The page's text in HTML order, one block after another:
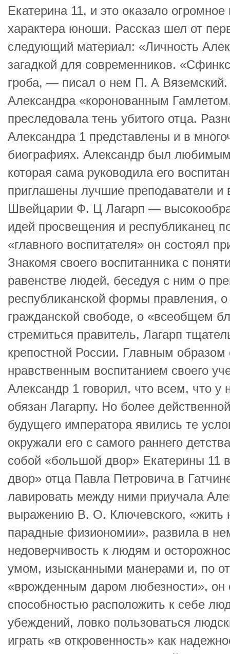
Екатерина 11, и это оказало
характера юноши. Рассказ шел от
следующий материал: «Личность
загадкой для современников.
гроба, — писал о нем П. А
Александра «коронованным
преследовала тень убитого отца.
Александра 1 представлены и в
биографиях. Александр был
которая сама руководила его
приглашены лучшие преподаватели и
Швейцарии Ф. Ц Лагарп —
идей просвещения и республиканец
«главного воспитателя» он состоял
Знакомя своего воспитанника с
равенстве людей, беседуя с ним о
республиканской формы правления, о
гражданской свободе, о «всеобщем
стремиться правитель, Лагарп
крепостной России. Главным образом
нравственным воспитанием своего
Александр 1 говорил, что всем, что у
обязан Лагарпу. Но более
будущего императора явились те
окружали его с самого раннего
собой «большой двор» Екатерины 11
двор» отца Павла Петровича в
лавировать между ними приучала
выражению В. О. Ключевского, «жить
парадные физиономии», развила в
недоверчивость к людям и
умом, изысканными манерами и, по
«врожденным даром любезности», он
способностью расположить к себе
убеждений, ловко пользоваться
играть «в откровенность» как